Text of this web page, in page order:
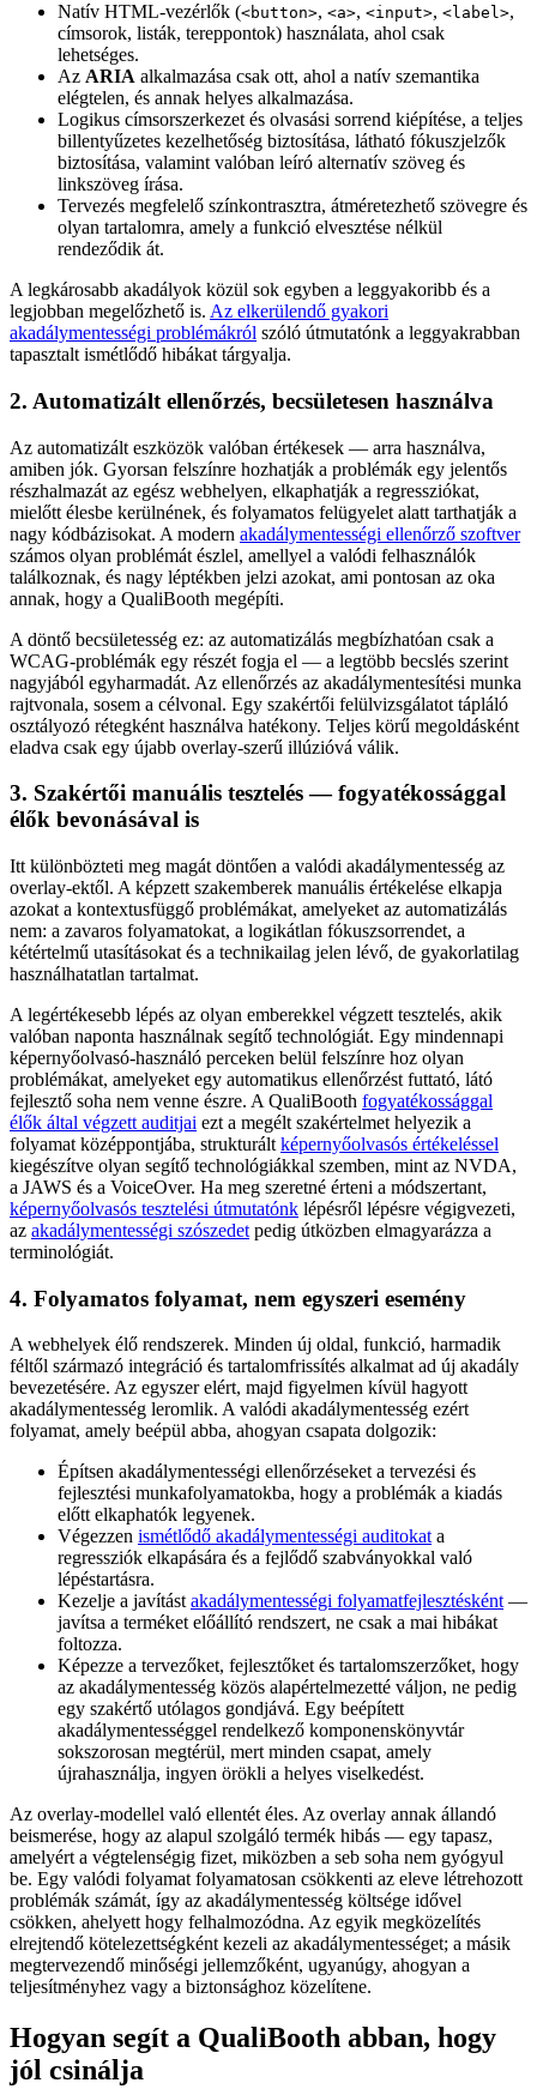
Natív HTML-vezérlők (<button>, <a>, <input>, <label>,
címsorok, listák, tereppontok) használata, ahol csak
lehetséges.
Az ARIA alkalmazása csak ott, ahol a natív szemantika
elégtelen, és annak helyes alkalmazása.
Logikus címsorszerkezet és olvasási sorrend kiépítése, a teljes
billentyűzetes kezelhetőség biztosítása, látható fókuszjelzők
biztosítása, valamint valóban leíró alternatív szöveg és
linkszöveg írása.
Tervezés megfelelő színkontrasztra, átméretezhető szövegre és
olyan tartalomra, amely a funkció elvesztése nélkül
rendeződik át.
A legkárosabb akadályok közül sok egyben a leggyakoribb és a
legjobban megelőzhető is. Az elkerülendő gyakori
akadálymentességi problémákról szóló útmutatónk a leggyakrabban
tapasztalt ismétlődő hibákat tárgyalja.
2. Automatizált ellenőrzés, becsületesen használva
Az automatizált eszközök valóban értékesek — arra használva,
amiben jók. Gyorsan felszínre hozhatják a problémák egy jelentős
részhalmazát az egész webhelyen, elkaphatják a regressziókat,
mielőtt élesbe kerülnének, és folyamatos felügyelet alatt tarthatják a
nagy kódbázisokat. A modern akadálymentességi ellenőrző szoftver
számos olyan problémát észlel, amellyel a valódi felhasználók
találkoznak, és nagy léptékben jelzi azokat, ami pontosan az oka
annak, hogy a QualiBooth megépíti.
A döntő becsületesség ez: az automatizálás megbízhatóan csak a
WCAG-problémák egy részét fogja el — a legtöbb becslés szerint
nagyjából egyharmadát. Az ellenőrzés az akadálymentesítési munka
rajtvonala, sosem a célvonal. Egy szakértői felülvizsgálatot tápláló
osztályozó rétegként használva hatékony. Teljes körű megoldásként
eladva csak egy újabb overlay-szerű illúzióvá válik.
3. Szakértői manuális tesztelés — fogyatékossággal
élők bevonásával is
Itt különbözteti meg magát döntően a valódi akadálymentesség az
overlay-ektől. A képzett szakemberek manuális értékelése elkapja
azokat a kontextusfüggő problémákat, amelyeket az automatizálás
nem: a zavaros folyamatokat, a logikátlan fókuszsorrendet, a
kétértelmű utasításokat és a technikailag jelen lévő, de gyakorlatilag
használhatatlan tartalmat.
A legértékesebb lépés az olyan emberekkel végzett tesztelés, akik
valóban naponta használnak segítő technológiát. Egy mindennapi
képernyőolvasó-használó perceken belül felszínre hoz olyan
problémákat, amelyeket egy automatikus ellenőrzést futtató, látó
fejlesztő soha nem venne észre. A QualiBooth fogyatékossággal
élők által végzett auditjai ezt a megélt szakértelmet helyezik a
folyamat középpontjába, strukturált képernyőolvasós értékeléssel
kiegészítve olyan segítő technológiákkal szemben, mint az NVDA,
a JAWS és a VoiceOver. Ha meg szeretné érteni a módszertant,
képernyőolvasós tesztelési útmutatónk lépésről lépésre végigvezeti,
az akadálymentességi szószedet pedig útközben elmagyarázza a
terminológiát.
4. Folyamatos folyamat, nem egyszeri esemény
A webhelyek élő rendszerek. Minden új oldal, funkció, harmadik
féltől származó integráció és tartalomfrissítés alkalmat ad új akadály
bevezetésére. Az egyszer elért, majd figyelmen kívül hagyott
akadálymentesség leromlik. A valódi akadálymentesség ezért
folyamat, amely beépül abba, ahogyan csapata dolgozik:
Építsen akadálymentességi ellenőrzéseket a tervezési és
fejlesztési munkafolyamatokba, hogy a problémák a kiadás
előtt elkaphatók legyenek.
Végezzen ismétlődő akadálymentességi auditokat a
regressziók elkapására és a fejlődő szabványokkal való
lépéstartásra.
Kezelje a javítást akadálymentességi folyamatfejlesztésként —
javítsa a terméket előállító rendszert, ne csak a mai hibákat
foltozza.
Képezze a tervezőket, fejlesztőket és tartalomszerzőket, hogy
az akadálymentesség közös alapértelmezetté váljon, ne pedig
egy szakértő utólagos gondjává. Egy beépített
akadálymentességgel rendelkező komponenskönyvtár
sokszorosan megtérül, mert minden csapat, amely
újrahasználja, ingyen örökli a helyes viselkedést.
Az overlay-modellel való ellentét éles. Az overlay annak állandó
beismerése, hogy az alapul szolgáló termék hibás — egy tapasz,
amelyért a végtelenségig fizet, miközben a seb soha nem gyógyul
be. Egy valódi folyamat folyamatosan csökkenti az eleve létrehozott
problémák számát, így az akadálymentesség költsége idővel
csökken, ahelyett hogy felhalmozódna. Az egyik megközelítés
elrejtendő kötelezettségként kezeli az akadálymentességet; a másik
megtervezendő minőségi jellemzőként, ugyanúgy, ahogyan a
teljesítményhez vagy a biztonsághoz közelítene.
Hogyan segít a QualiBooth abban, hogy
jól csinálja